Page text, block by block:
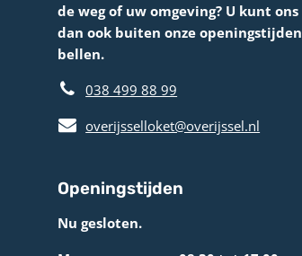
de weg of uw omgeving? U kunt ons
dan ook buiten onze openingstijden
bellen.
038 499 88 99
overijsselloket@overijssel.nl
Openingstijden
Nu gesloten.